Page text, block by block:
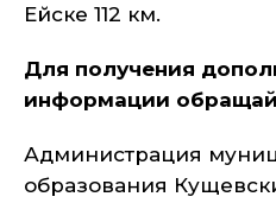
Ейске 112 км.
Для получения
информации
Администрация
образования